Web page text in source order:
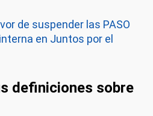
de suspender las PASO
en Juntos por el
definiciones sobre